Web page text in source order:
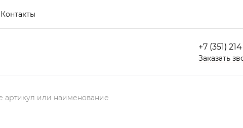
Контакты
+7 (351)
Заказать